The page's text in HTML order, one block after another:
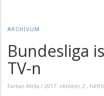
ARCHÍVUM
Bundesliga
TV-n
Farkas Attila / 2017. október 2.,